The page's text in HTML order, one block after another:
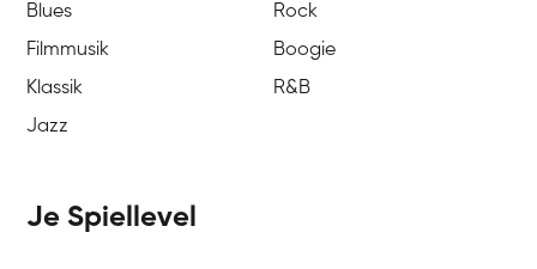
Blues
Rock
Filmmusik
Boogie
Klassik
R&B
Jazz
Je Spiellevel